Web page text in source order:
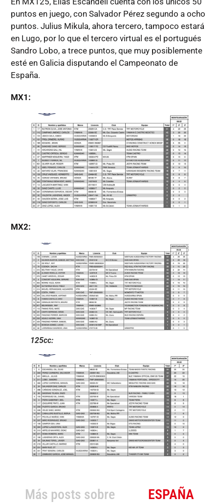
puntos en juego, con Salvador Pérez segundo a ocho
puntos. Julius Mikula, ahora tercero, tampoco estará
en Lugo, por lo que el tercero virtual es el portugués
Sandro Lobo, a trece puntos, que muy posiblemente
esté en Galicia disputando el Campeonato de
España.
MX1:
MX2:
125cc:
Más posts sobre ESPAÑA